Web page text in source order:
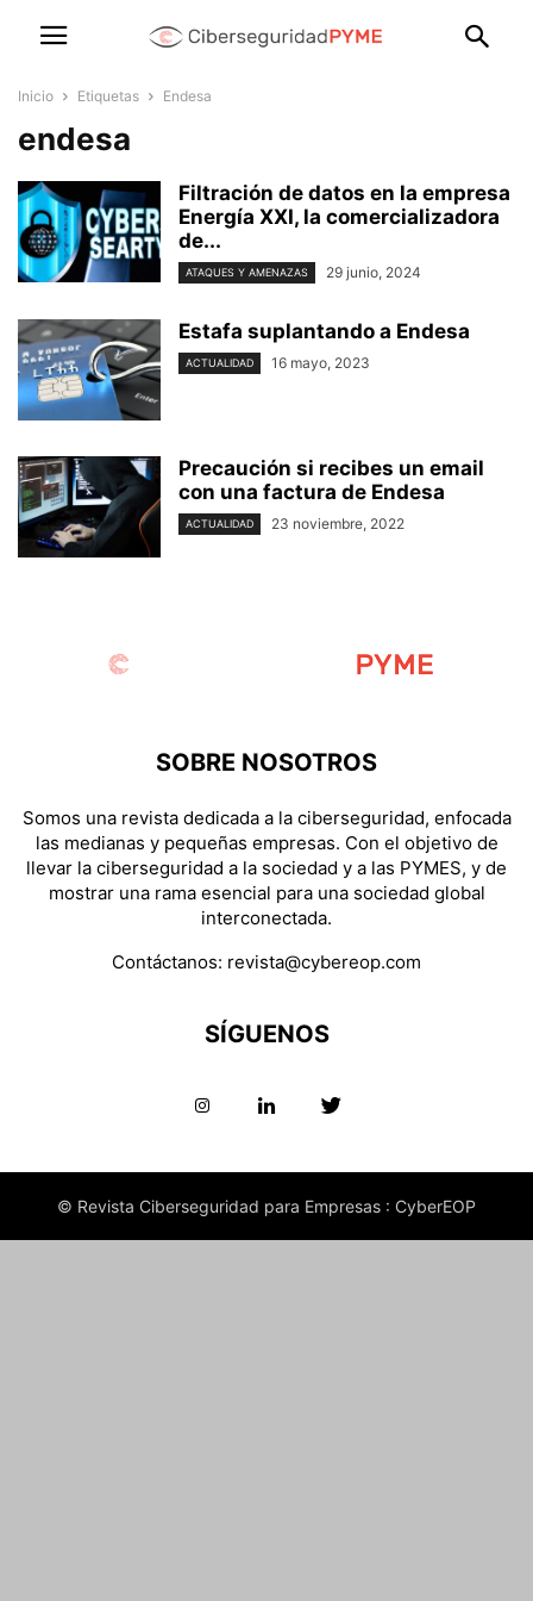
Inicio Etiquetas Endesa
endesa
Filtración de datos en la empresa
Energía XXI, la comercializadora
de...
ATAQUES Y AMENAZAS 29 junio, 2024
Estafa suplantando a Endesa
ACTUALIDAD 16 mayo, 2023
Precaución si recibes un email
con una factura de Endesa
ACTUALIDAD 23 noviembre, 2022
SOBRE NOSOTROS
Somos una revista dedicada a la ciberseguridad, enfocada
las medianas y pequeñas empresas. Con el objetivo de
llevar la ciberseguridad a la sociedad y a las PYMES, y de
mostrar una rama esencial para una sociedad global
interconectada.
Contáctanos: revista@cybereop.com
SÍGUENOS
© Revista Ciberseguridad para Empresas : CyberEOP